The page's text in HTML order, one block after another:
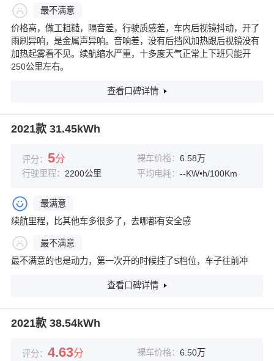
最不满意
价格高，做工粗糙，隔音差，行驶质感差，车内后视镜抖动，开了
雨刷异响，是金属声异响。音响差，没有后挡风加热跟后视镜没有
加热起雾看不见。续航缩水严重，十多度天气正常上下班只能开
250公里左右。
查看口碑详情
2021款 31.45kWh
评分： 5分 裸车价格： 6.58万
行驶里程： 2200公里 平均电耗： --KW•h/100Km
最满意
续航里程，比其他车多很多了，去哪都有安全感
最不满意
最不满意的也是动力，第一次开的时候挂了S档位，车子往前冲
查看口碑详情
2021款 38.54kWh
评分： 4.63分 裸车价格： 6.50万